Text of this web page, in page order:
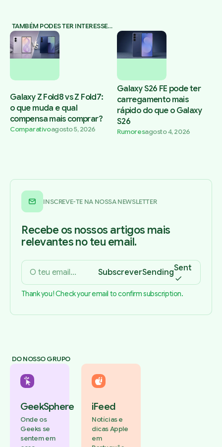
TAMBÉM PODES TER INTERESSE…
Galaxy Z Fold8 vs Z Fold7:
o que muda e qual
compensa mais comprar?
Comparativoagosto 5, 2026
Galaxy S26 FE pode ter
carregamento mais
rápido do que o Galaxy
S26
Rumoresagosto 4, 2026
INSCREVE-TE NA NOSSA NEWSLETTER
Recebe os nossos artigos mais
relevantes no teu email.
SubscreverSendingSent
Thank you! Check your email to confirm subscription.
DO NOSSO GRUPO
GeekSphere
Onde os
Geeks se
sentem em
iFeed
Notícias e
dicas Apple
em